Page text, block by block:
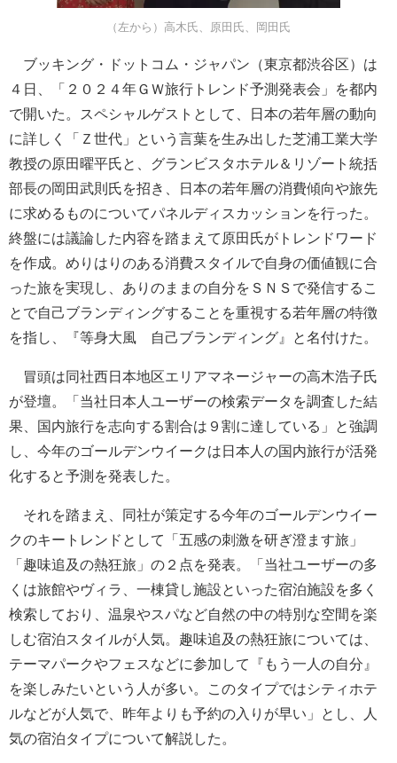
（左から）高木氏、原田氏、岡田氏
ブッキング・ドットコム・ジャパン（東京都渋谷区）は
４日、「２０２４年ＧＷ旅行トレンド予測発表会」を都内
で開いた。スペシャルゲストとして、日本の若年層の動向
に詳しく「Ｚ世代」という言葉を生み出した芝浦工業大学
教授の原田曜平氏と、グランビスタホテル＆リゾート統括
部長の岡田武則氏を招き、日本の若年層の消費傾向や旅先
に求めるものについてパネルディスカッションを行った。
終盤には議論した内容を踏まえて原田氏がトレンドワード
を作成。めりはりのある消費スタイルで自身の価値観に合
った旅を実現し、ありのままの自分をＳＮＳで発信するこ
とで自己ブランディングすることを重視する若年層の特徴
を指し、『等身大風 自己ブランディング』と名付けた。
冒頭は同社西日本地区エリアマネージャーの高木浩子氏
が登壇。「当社日本人ユーザーの検索データを調査した結
果、国内旅行を志向する割合は９割に達している」と強調
し、今年のゴールデンウイークは日本人の国内旅行が活発
化すると予測を発表した。
それを踏まえ、同社が策定する今年のゴールデンウイー
クのキートレンドとして「五感の刺激を研ぎ澄ます旅」
「趣味追及の熱狂旅」の２点を発表。「当社ユーザーの多
くは旅館やヴィラ、一棟貸し施設といった宿泊施設を多く
検索しており、温泉やスパなど自然の中の特別な空間を楽
しむ宿泊スタイルが人気。趣味追及の熱狂旅については、
テーマパークやフェスなどに参加して『もう一人の自分』
を楽しみたいという人が多い。このタイプではシティホテ
ルなどが人気で、昨年よりも予約の入りが早い」とし、人
気の宿泊タイプについて解説した。